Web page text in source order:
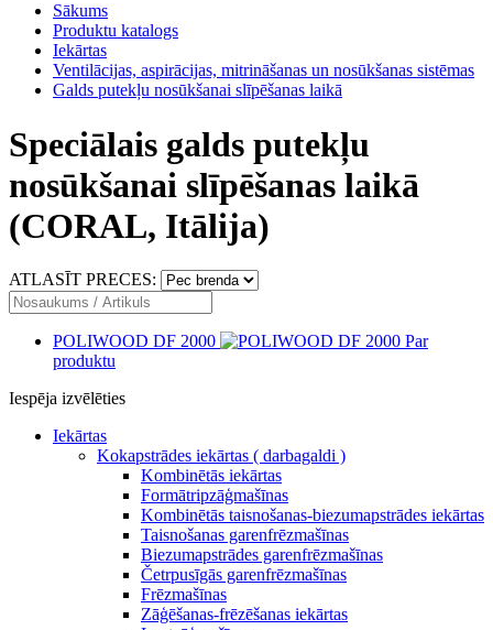
Sākums
Produktu katalogs
Iekārtas
Ventilācijas, aspirācijas, mitrināšanas un nosūkšanas sistēmas
Galds putekļu nosūkšanai slīpēšanas laikā
Speciālais galds putekļu
nosūkšanai slīpēšanas laikā
(CORAL, Itālija)
ATLASĪT PRECES:
POLIWOOD DF 2000
Par
produktu
Iespēja izvēlēties
Iekārtas
Kokapstrādes iekārtas ( darbagaldi )
Kombinētās iekārtas
Formātripzāģmašīnas
Kombinētās taisnošanas-biezumapstrādes iekārtas
Taisnošanas garenfrēzmašīnas
Biezumapstrādes garenfrēzmašīnas
Četrpusīgās garenfrēzmašīnas
Frēzmašīnas
Zāģēšanas-frēzēšanas iekārtas